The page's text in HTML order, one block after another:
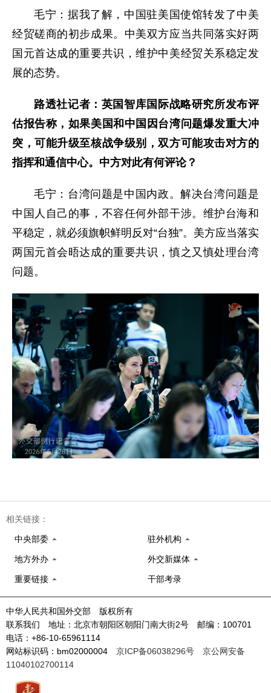
毛宁：据我了解，中国驻美国使馆转发了中美
经贸磋商的初步成果。中美双方应当共同落实好两
国元首达成的重要共识，维护中美经贸关系稳定发
展的态势。
路透社记者：英国智库国际战略研究所发布评
估报告称，如果美国和中国因台湾问题爆发重大冲
突，可能升级至核战争级别，双方可能攻击对方的
指挥和通信中心。中方对此有何评论？
毛宁：台湾问题是中国内政。解决台湾问题是
中国人自己的事，不容任何外部干涉。维护台海和
平稳定，就必须旗帜鲜明反对“台独”。美方应当落实
两国元首会晤达成的重要共识，慎之又慎处理台湾
问题。
相关链接：
中央部委 驻外机构
地方外办 外交新媒体
重要链接 干部考录
中华人民共和国外交部 版权所有
联系我们 地址：北京市朝阳区朝阳门南大街2号 邮编：100701
电话：+86-10-65961114
网站标识码：bm02000004 京ICP备06038296号
京公网安备
11040102700114